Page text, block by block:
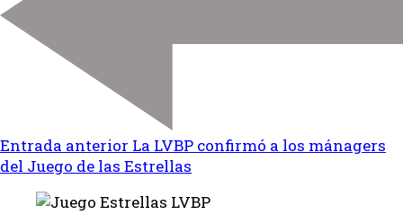
Entrada anterior La LVBP confirmó a los mánagers
del Juego de las Estrellas